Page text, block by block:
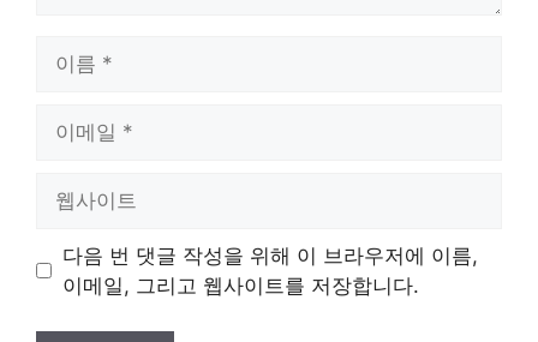
트
다음 번 댓글 작성을 위해 이 브라우저에 이름,
이메일, 그리고 웹사이트를 저장합니다.